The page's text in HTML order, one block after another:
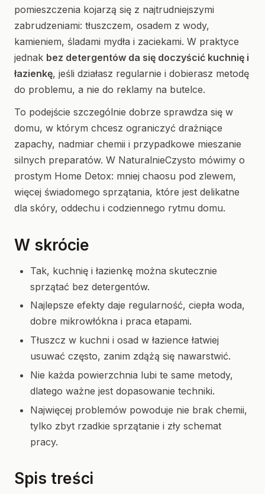
pomieszczenia kojarzą się z najtrudniejszymi
zabrudzeniami: tłuszczem, osadem z wody,
kamieniem, śladami mydła i zaciekami. W praktyce
jednak bez detergentów da się doczyścić kuchnię i
łazienkę, jeśli działasz regularnie i dobierasz metodę
do problemu, a nie do reklamy na butelce.
To podejście szczególnie dobrze sprawdza się w
domu, w którym chcesz ograniczyć drażniące
zapachy, nadmiar chemii i przypadkowe mieszanie
silnych preparatów. W NaturalnieCzysto mówimy o
prostym Home Detox: mniej chaosu pod zlewem,
więcej świadomego sprzątania, które jest delikatne
dla skóry, oddechu i codziennego rytmu domu.
W skrócie
Tak, kuchnię i łazienkę można skutecznie
sprzątać bez detergentów.
Najlepsze efekty daje regularność, ciepła woda,
dobre mikrowłókna i praca etapami.
Tłuszcz w kuchni i osad w łazience łatwiej
usuwać często, zanim zdążą się nawarstwić.
Nie każda powierzchnia lubi te same metody,
dlatego ważne jest dopasowanie techniki.
Najwięcej problemów powoduje nie brak chemii,
tylko zbyt rzadkie sprzątanie i zły schemat
pracy.
Spis treści